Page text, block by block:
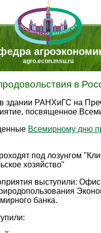
agro.econ.msu.ru
в
здании РАНХиГС на
посвященное
Всемирному дню
под лозунгом
хозяйство"
выступили:
банка.